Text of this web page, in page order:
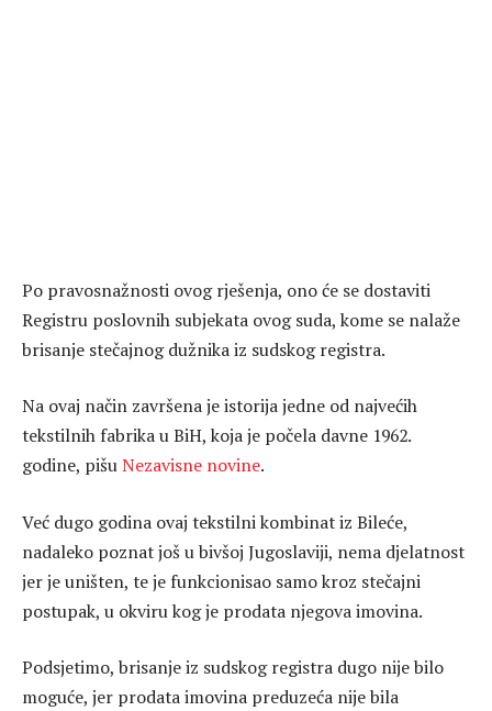
Po pravosnažnosti ovog rješenja, ono će se dostaviti
Registru poslovnih subjekata ovog suda, kome se nalaže
brisanje stečajnog dužnika iz sudskog registra.
Na ovaj način završena je istorija jedne od najvećih
tekstilnih fabrika u BiH, koja je počela davne 1962.
godine, pišuNezavisne novine.
Već dugo godina ovaj tekstilni kombinat iz Bileće,
nadaleko poznat još u bivšoj Jugoslaviji, nema djelatnost
jer je uništen, te je funkcionisao samo kroz stečajni
postupak, u okviru kog je prodata njegova imovina.
Podsjetimo, brisanje iz sudskog registra dugo nije bilo
moguće, jer prodata imovina preduzeća nije bila